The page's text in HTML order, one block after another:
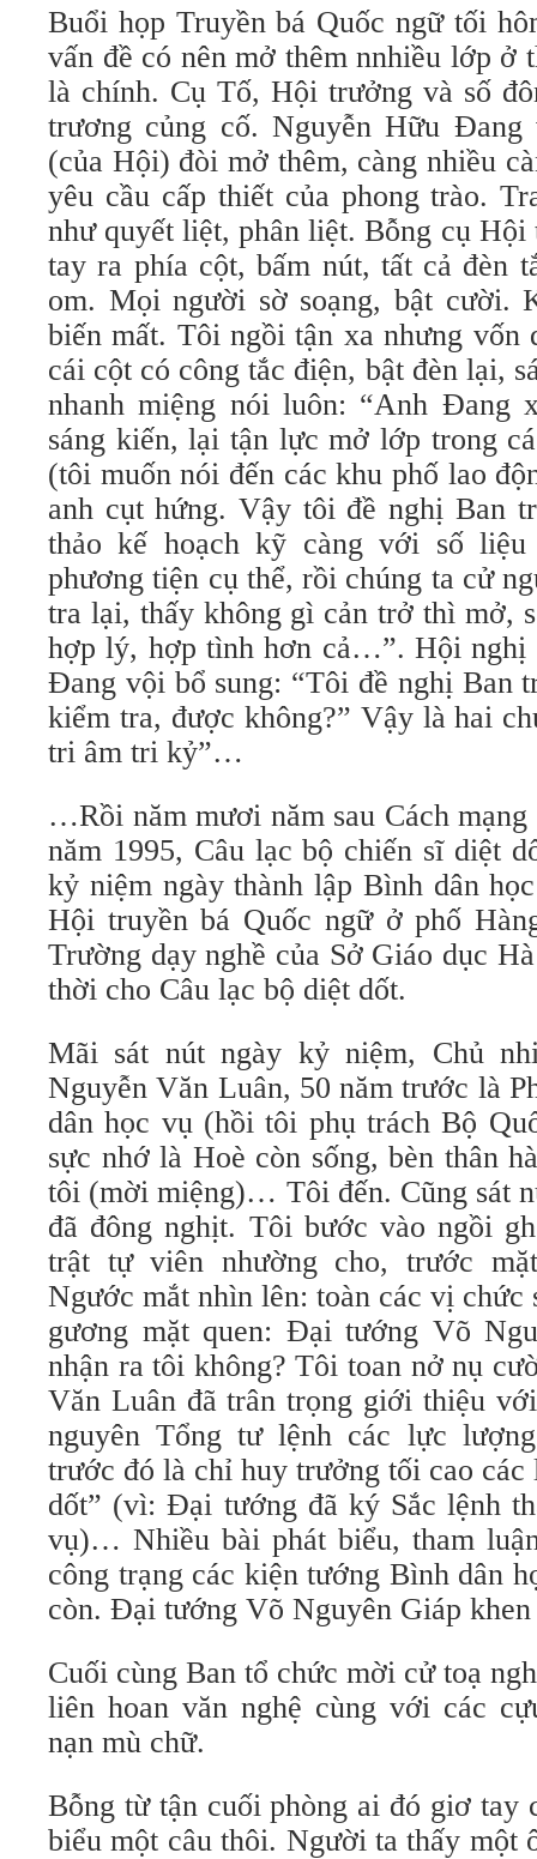
Buổi họp Truyền bá Quốc ngữ tối
vấn đề có nên mở thêm nnhiều lớp ở
là chính. Cụ Tố, Hội trưởng và số
trương củng cố. Nguyễn Hữu
(của Hội) đòi mở thêm, càng nhiều
yêu cầu cấp thiết của phong trào.
như quyết liệt, phân liệt. Bỗng cụ Hội
tay ra phía cột, bấm nút, tất cả đèn
om. Mọi người sờ soạng, bật cười.
biến mất. Tôi ngồi tận xa nhưng vốn
cái cột có công tắc điện, bật đèn lại,
nhanh miệng nói luôn: “Anh Đang
sáng kiến, lại tận lực mở lớp trong
(tôi muốn nói đến các khu phố lao
anh cụt hứng. Vậy tôi đề nghị Ban
thảo kế hoạch kỹ càng với số
phương tiện cụ thể, rồi chúng ta cử
tra lại, thấy không gì cản trở thì mở,
hợp lý, hợp tình hơn cả…”. Hội nghị
Đang vội bổ sung: “Tôi đề nghị Ban
kiểm tra, được không?” Vậy là hai
tri âm tri kỷ”…
…Rồi năm mươi năm sau Cách mạng
năm 1995, Câu lạc bộ chiến sĩ diệt
kỷ niệm ngày thành lập Bình dân
Hội truyền bá Quốc ngữ ở phố
Trường dạy nghề của Sở Giáo dục
thời cho Câu lạc bộ diệt dốt.
Mãi sát nút ngày kỷ niệm, Chủ
Nguyễn Văn Luân, 50 năm trước là
dân học vụ (hồi tôi phụ trách Bộ
sực nhớ là Hoè còn sống, bèn thân
tôi (mời miệng)… Tôi đến. Cũng sát
đã đông nghịt. Tôi bước vào ngồi
trật tự viên nhường cho, trước
Ngước mắt nhìn lên: toàn các vị chức
gương mặt quen: Đại tướng Võ
nhận ra tôi không? Tôi toan nở nụ
Văn Luân đã trân trọng giới thiệu
nguyên Tổng tư lệnh các lực
trước đó là chỉ huy trưởng tối cao
dốt” (vì: Đại tướng đã ký Sắc lệnh
vụ)… Nhiều bài phát biểu, tham
công trạng các kiện tướng Bình dân
còn. Đại tướng Võ Nguyên Giáp
Cuối cùng Ban tổ chức mời cử toạ
liên hoan văn nghệ cùng với các
nạn mù chữ.
Bỗng từ tận cuối phòng ai đó giơ tay
biểu một câu thôi. Người ta thấy một